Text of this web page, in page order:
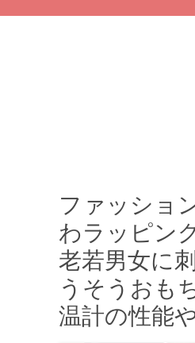
ファッショ
わラッピン
老若男女に
うそうおも
温計の性能